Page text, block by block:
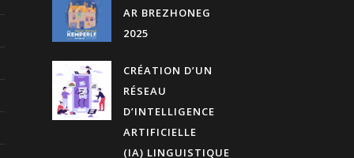
AR BREZHONEG
2025
CRÉATION D’UN
RÉSEAU
D’INTELLIGENCE
ARTIFICIELLE
(IA) LINGUISTIQUE